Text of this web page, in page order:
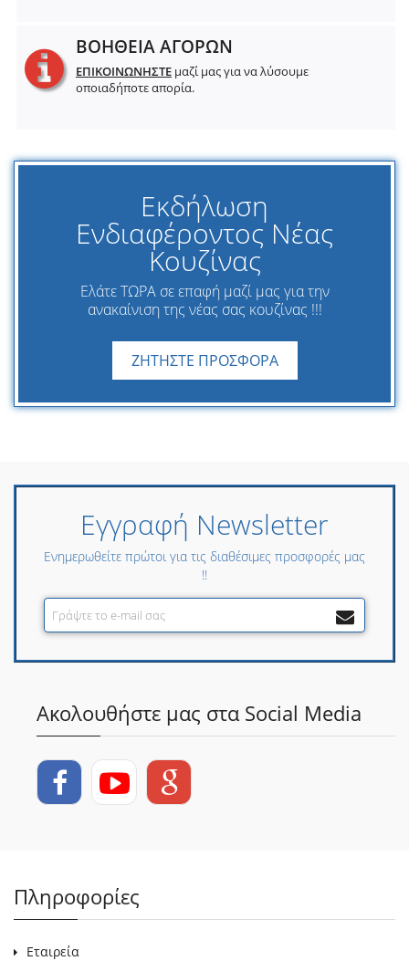
ΒΟΗΘΕΙΑ ΑΓΟΡΩΝ
ΕΠΙΚΟΙΝΩΝΗΣΤΕ μαζί μας για να λύσουμε
οποιαδήποτε απορία.
Εκδήλωση
Ενδιαφέροντος Νέας
Κουζίνας
Ελάτε ΤΩΡΑ σε επαφή μαζί μας για την
ανακαίνιση της νέας σας κουζίνας !!!
ΖΗΤΗΣΤΕ ΠΡΟΣΦΟΡΑ
Εγγραφή Newsletter
Ενημερωθείτε πρώτοι για τις διαθέσιμες προσφορές μας
!!
Ακολουθήστε μας στα Social Media
Πληροφορίες
Εταιρεία